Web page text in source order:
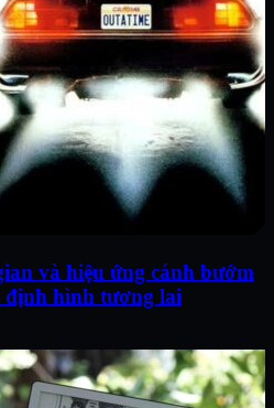
và hiệu ứng cánh bướm
định hình tương lai